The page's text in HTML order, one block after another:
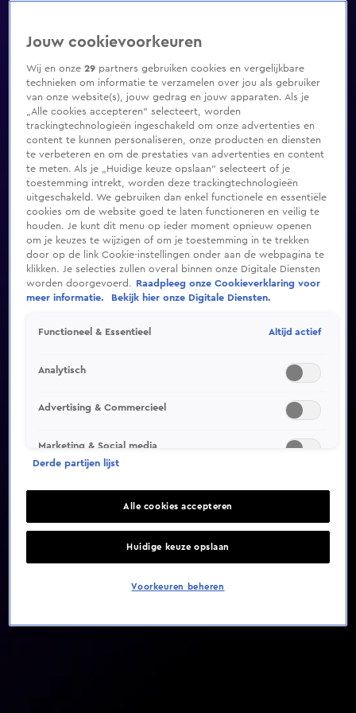
Video helaas niet gevonden
Jouw cookievoorkeuren
Wij en onze29 partners gebruiken cookies en vergelijkbare
technieken om informatie te verzamelen over jou als gebruiker
van onze website(s), jouw gedrag en jouw apparaten. Als je
„Alle cookies accepteren” selecteert, worden
trackingtechnologieën ingeschakeld om onze advertenties en
content te kunnen personaliseren, onze producten en diensten
te verbeteren en om de prestaties van advertenties en content
te meten. Als je „Huidige keuze opslaan” selecteert of je
toestemming intrekt, worden deze trackingtechnologieën
uitgeschakeld. We gebruiken dan enkel functionele en essentiële
cookies om de website goed te laten functioneren en veilig te
houden. Je kunt dit menu op ieder moment opnieuw openen
om je keuzes te wijzigen of om je toestemming in te trekken
door op de link Cookie-instellingen onder aan de webpagina te
klikken. Je selecties zullen overal binnen onze Digitale Diensten
worden doorgevoerd.
Raadpleeg onze Cookieverklaring voor
meer informatie.
Bekijk hier onze Digitale Diensten.
Functioneel & Essentieel Altijd actief
Analytisch
Advertising & Commercieel
Marketing & Social media
Derde partijen lijst
Alle cookies accepteren
Huidige keuze opslaan
Voorkeuren beheren